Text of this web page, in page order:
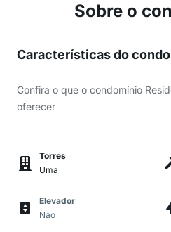
Sobre o
Características do
Confira o que o condomínio
oferecer
Torres
Uma
Elevador
Não